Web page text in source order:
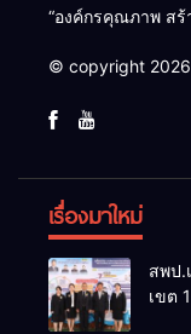
“องค์กรคุณภาพ ส
© copyright 2026
เรื่องมาใหม่
สพป.
เขต